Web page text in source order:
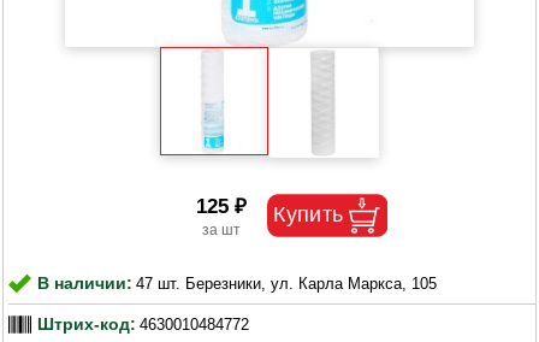
125 ₽
В наличии: 47 шт. Березники, ул. Карла Маркса, 105
Штрих-код: 4630010484772